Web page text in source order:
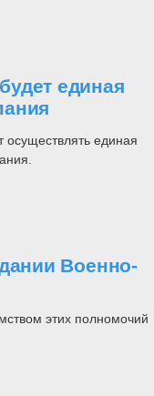
единая
осуществлять единая
Военно-
этих полномочий